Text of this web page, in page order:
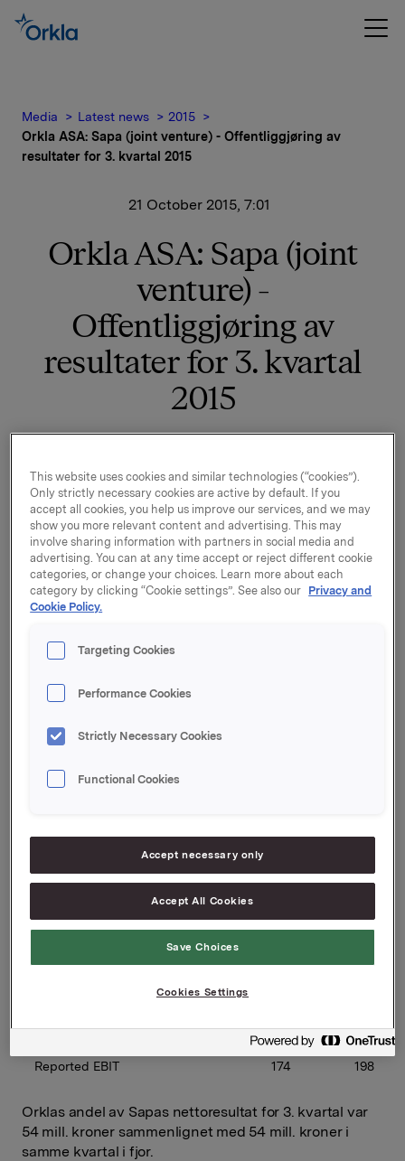
Media Latest news
2015
Orkla ASA: Sapa (joint venture) - Offentliggjøring av
resultater for 3. kvartal 2015
21 October 2015, 7:01
Orkla ASA: Sapa (joint
venture) -
Offentliggjøring av
resultater for 3. kvartal
2015
ASAs tidligere forretningsområde Ekstruderte
Produkter og Orkla ASAs Sapa (ex. Gränges). Joint
venturet ble etablert 1. september 2013 og er
verdensledende innenfor ekstruderte
aluminiumløsninger.
Underliggende EBIT økte betydelig sammenlignet
med samme kvartal i fjor, drevet av positivt bidrag fra
og positive valutaeffekter.
Underliggende EBIT for de første ni månedene i 2015
bedret seg betydelig sammenlignet med samme
periode i 2014, drevet av de samme faktorene som
omtalt ovenfor. Forbedringen ble delvis motvirket av
Revenues 13 907 11 603
Reported EBIT 174 198
Orklas andel av Sapas nettoresultat for 3. kvartal var
54 mill. kroner sammenlignet med 54 mill. kroner i
samme kvartal i fjor.
This website uses cookies and similar technologies (“cookies”).
Only strictly necessary cookies are active by default. If you
accept all cookies, you help us improve our services, and we may
show you more relevant content and advertising. This may
involve sharing information with partners in social media and
advertising. You can at any time accept or reject different cookie
categories, or change your choices. Learn more about each
category by clicking “Cookie settings”. See also our Privacy and
Cookie Policy.
Targeting Cookies
Performance Cookies
Strictly Necessary Cookies
Functional Cookies
Accept necessary only
Accept All Cookies
Save Choices
Cookies Settings